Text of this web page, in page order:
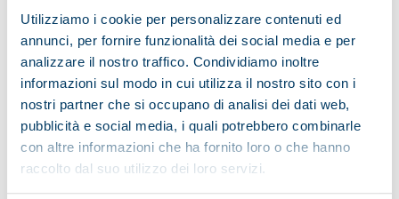
Utilizziamo i cookie per personalizzare contenuti ed
annunci, per fornire funzionalità dei social media e per
analizzare il nostro traffico. Condividiamo inoltre
informazioni sul modo in cui utilizza il nostro sito con i
nostri partner che si occupano di analisi dei dati web,
pubblicità e social media, i quali potrebbero combinarle
con altre informazioni che ha fornito loro o che hanno
raccolto dal suo utilizzo dei loro servizi.
Show on map